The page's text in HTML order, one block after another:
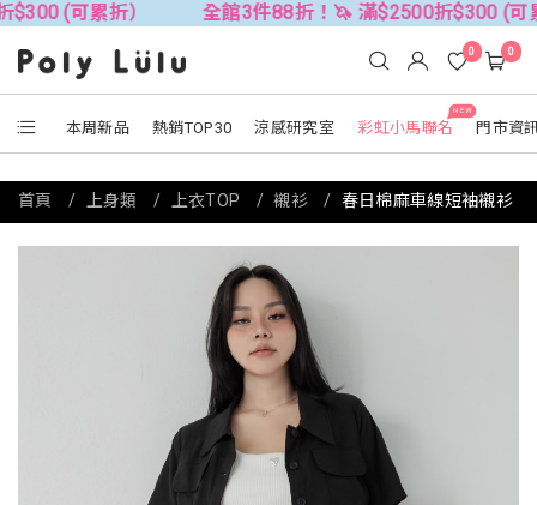
累折） 全館3件88折！🦄 滿$2500折$300 (可累折）
本周新品 熱銷TOP30 涼感研究室
NEW
彩虹小馬聯名 門市資
0 0
首頁 上身類 上衣TOP 襯衫 春日棉麻車線短袖襯衫